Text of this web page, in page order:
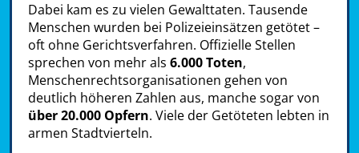
Dabei kam es zu vielen Gewalttaten. Tausende
Menschen wurden bei Polizeieinsätzen getötet –
oft ohne Gerichtsverfahren. Offizielle Stellen
sprechen von mehr als 6.000 Toten,
Menschenrechtsorganisationen gehen von
deutlich höheren Zahlen aus, manche sogar von
über 20.000 Opfern. Viele der Getöteten lebten in
armen Stadtvierteln.